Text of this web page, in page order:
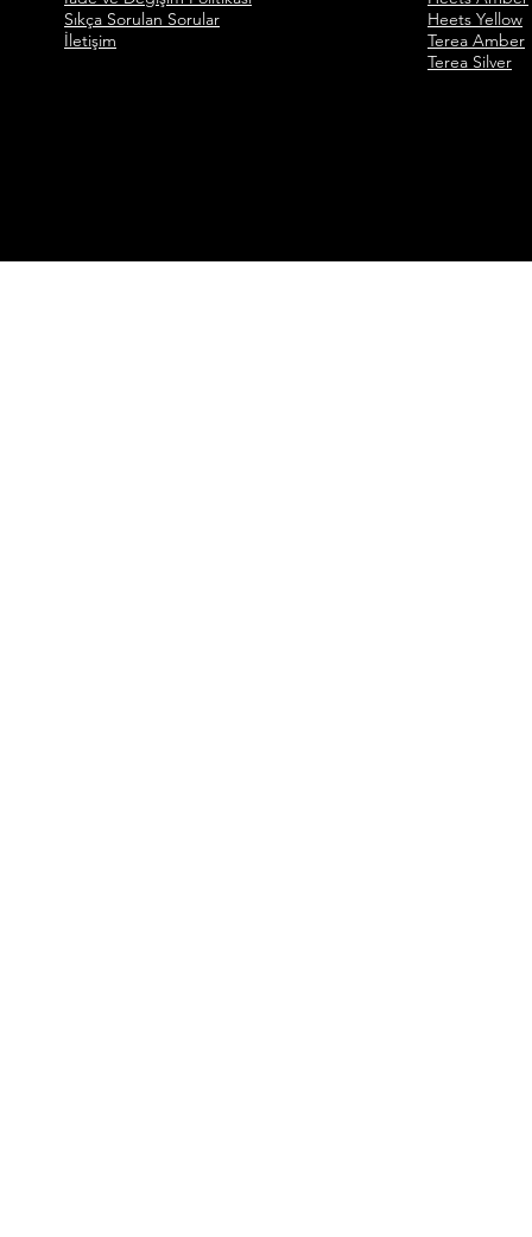
Sıkça Sorulan Sorular
İletişim
Heets Yellow
Terea Amber
Terea Silver